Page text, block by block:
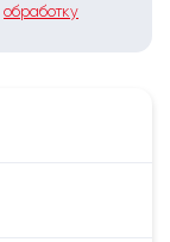
обработку